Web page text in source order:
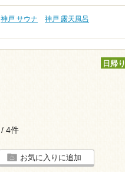
神戸 サウナ
神戸 露天風呂
日帰り
/ 4件
お気に入りに追加